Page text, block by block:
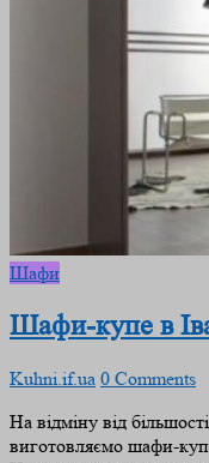
Шафи
Шафи-купе в
Kuhni.if.ua 0 Comments
На відміну від
виготовляємо шафи-